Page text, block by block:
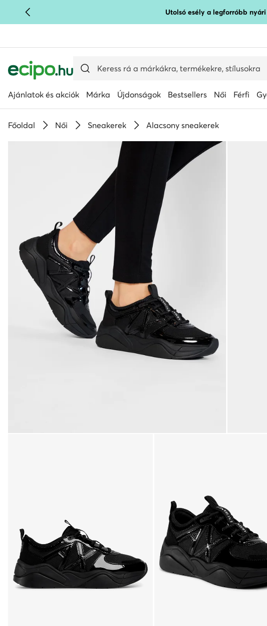
UGRÁS A FŐ TARTALOMRA Utolsó esély a legforróbb
Ajánlatok és akciók Márka Újdonságok Bestsellers Női Férfi
Főoldal Női Sneakerek Alacsony sneakerek